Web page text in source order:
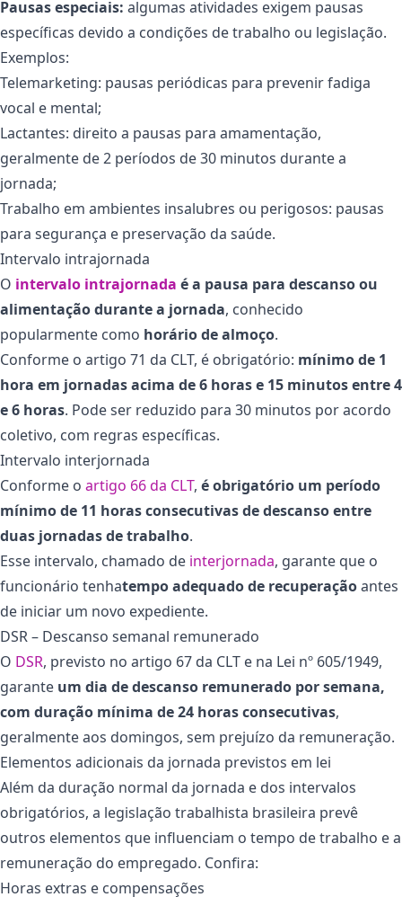
Pausas especiais: algumas atividades exigem pausas
específicas devido a condições de trabalho ou legislação.
Exemplos:
Telemarketing: pausas periódicas para prevenir fadiga
vocal e mental;
Lactantes: direito a pausas para amamentação,
geralmente de 2 períodos de 30 minutos durante a
jornada;
Trabalho em ambientes insalubres ou perigosos: pausas
para segurança e preservação da saúde.
Intervalo intrajornada
O intervalo intrajornada é a pausa para descanso ou
alimentação durante a jornada, conhecido
popularmente como horário de almoço.
Conforme o artigo 71 da CLT, é obrigatório: mínimo de 1
hora em jornadas acima de 6 horas e 15 minutos entre 4
e 6 horas. Pode ser reduzido para 30 minutos por acordo
coletivo, com regras específicas.
Intervalo interjornada
Conforme o artigo 66 da CLT, é obrigatório um período
mínimo de 11 horas consecutivas de descanso entre
duas jornadas de trabalho.
Esse intervalo, chamado de interjornada, garante que o
funcionário tenhatempo adequado de recuperaçãoantes
de iniciar um novo expediente.
DSR – Descanso semanal remunerado
O DSR, previsto no artigo 67 da CLT e na Lei nº 605/1949,
garante um dia de descanso remunerado por semana,
com duração mínima de 24 horas consecutivas,
geralmente aos domingos, sem prejuízo da remuneração.
Elementos adicionais da jornada previstos em lei
Além da duração normal da jornada e dos intervalos
obrigatórios, a legislação trabalhista brasileira prevê
outros elementos que influenciam o tempo de trabalho e a
remuneração do empregado. Confira:
Horas extras e compensações